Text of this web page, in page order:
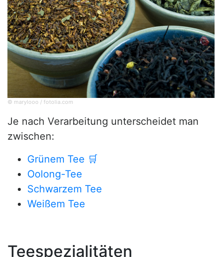
© marylooo / fotolia.com
Je nach Verarbeitung unterscheidet man
zwischen:
Grünem Tee 🛒
Oolong-Tee
Schwarzem Tee
Weißem Tee
Teespezialitäten